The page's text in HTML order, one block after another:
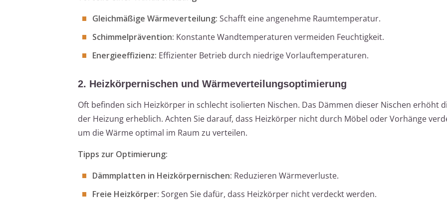
Gleichmäßige Wärmeverteilung: Schafft eine angenehme Raumtemperatur.
Schimmelprävention: Konstante Wandtemperaturen vermeiden Feuchtigkeit.
Energieeffizienz: Effizienter Betrieb durch niedrige Vorlauftemperaturen.
2. Heizkörpernischen und Wärmeverteilungsoptimierung
Oft befinden sich Heizkörper in schlecht isolierten Nischen. Das Dämmen dieser Nischen erhöht
der Heizung erheblich. Achten Sie darauf, dass Heizkörper nicht durch Möbel oder Vorhänge
um die Wärme optimal im Raum zu verteilen.
Tipps zur Optimierung:
Dämmplatten in Heizkörpernischen: Reduzieren Wärmeverluste.
Freie Heizkörper: Sorgen Sie dafür, dass Heizkörper nicht verdeckt werden.